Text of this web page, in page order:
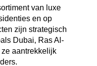
van luxe
en op
zijn strategisch
Dubai, Ras Al-
aantrekkelijk